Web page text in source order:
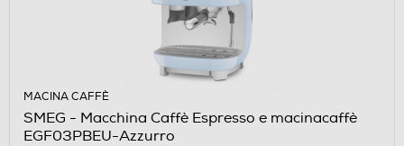
MACINA CAFFÈ
SMEG - Macchina Caffè Espresso e macinacaffè
EGF03PBEU-Azzurro